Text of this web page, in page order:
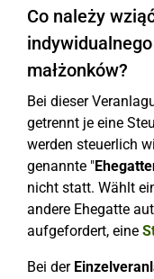
Co należy
małżonków?
Bei dieser
getrennt je eine
werden steuerlich
genannte "
nicht statt. Wählt
andere Ehegatte
aufgefordert, eine
Bei der